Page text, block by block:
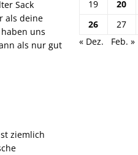
Sack
als deine
uns
als nur gut
ziemlich
19
20
26
27
« Dez.
Feb. »